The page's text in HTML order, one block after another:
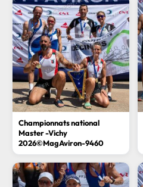
Championnats national
Master -Vichy
2026©MagAviron-9460